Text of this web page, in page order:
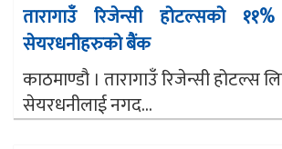
तारागाउँ रिजेन्सी होटल्सको
सेयरधनीहरुको बैंक
काठमाण्डौ । तारागाउँ रिजेन्सी होटल्स
सेयरधनीलाई नगद...